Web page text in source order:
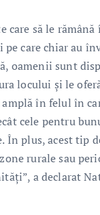
care să le
pe care chiar au
oamenii sunt
locului și le
în felul în
cele pentru
În plus, acest tip
rurale sau
a declarat